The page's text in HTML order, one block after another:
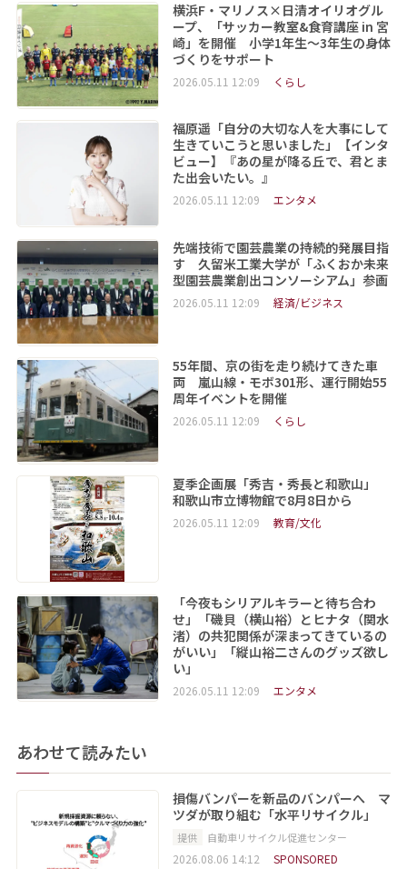
横浜F・マリノス×日清オイリオグル
ープ、「サッカー教室&食育講座 in 宮
崎」を開催 小学1年生～3年生の身体
づくりをサポート
2026.05.11 12:09 くらし
福原遥「自分の大切な人を大事にして
生きていこうと思いました」【インタ
ビュー】『あの星が降る丘で、君とま
た出会いたい。』
2026.05.11 12:09 エンタメ
先端技術で園芸農業の持続的発展目指
す 久留米工業大学が「ふくおか未来
型園芸農業創出コンソーシアム」参画
2026.05.11 12:09 経済/ビジネス
55年間、京の街を走り続けてきた車
両 嵐山線・モボ301形、運行開始55
周年イベントを開催
2026.05.11 12:09 くらし
夏季企画展「秀吉・秀長と和歌山」
和歌山市立博物館で8月8日から
2026.05.11 12:09 教育/文化
「今夜もシリアルキラーと待ち合わ
せ」「磯貝（横山裕）とヒナタ（関水
渚）の共犯関係が深まってきているの
がいい」「縦山裕二さんのグッズ欲し
い」
2026.05.11 12:09 エンタメ
あわせて読みたい
損傷バンパーを新品のバンパーへ マ
ツダが取り組む「水平リサイクル」
提供 自動車リサイクル促進センター
2026.08.06 14:12 SPONSORED